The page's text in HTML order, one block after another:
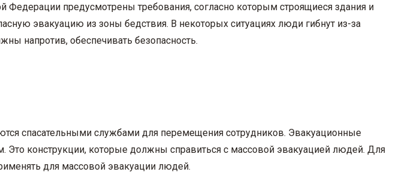
Федерации предусмотрены требования, согласно которым строящиеся здания и
эвакуацию из зоны бедствия. В некоторых ситуациях люди гибнут из-за
напротив, обеспечивать безопасность.
спасательными службами для перемещения сотрудников. Эвакуационные
конструкции, которые должны справиться с массовой эвакуацией людей. Для
для массовой эвакуации людей.